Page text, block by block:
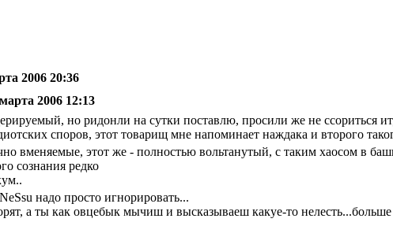
2006 20:36
2006 12:13
но ридонли на сутки поставлю, просили же не ссориться
споров, этот товарищ мне напоминает наждака и второго
вменяемые, этот же - полностью вольтанутый, с таким хаосом в
сознания редко
надо просто игнорировать...
а ты как овцебык мычиш и высказываеш какуе-то